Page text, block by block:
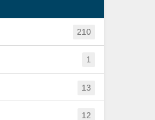
210
1
13
12